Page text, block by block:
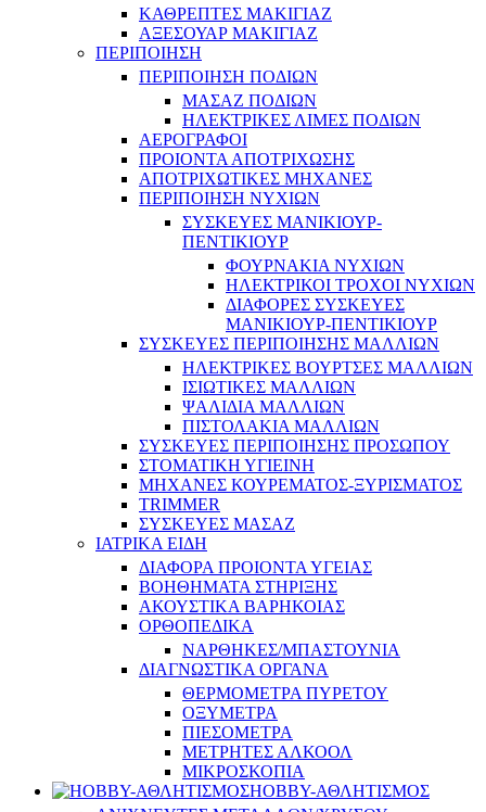
ΚΑΘΡΕΠΤΕΣ ΜΑΚΙΓΙΑΖ
ΑΞΕΣΟΥΑΡ ΜΑΚΙΓΙΑΖ
ΠΕΡΙΠΟΙΗΣΗ
ΠΕΡΙΠΟΙΗΣΗ ΠΟΔΙΩΝ
ΜΑΣΑΖ ΠΟΔΙΩΝ
ΗΛΕΚΤΡΙΚΕΣ ΛΙΜΕΣ ΠΟΔΙΩΝ
ΑΕΡΟΓΡΑΦΟΙ
ΠΡΟΙΟΝΤΑ ΑΠΟΤΡΙΧΩΣΗΣ
ΑΠΟΤΡΙΧΩΤΙΚΕΣ ΜΗΧΑΝΕΣ
ΠΕΡΙΠΟΙΗΣΗ ΝΥΧΙΩΝ
ΣΥΣΚΕΥΕΣ ΜΑΝΙΚΙΟΥΡ-
ΠΕΝΤΙΚΙΟΥΡ
ΦΟΥΡΝΑΚΙΑ ΝΥΧΙΩΝ
ΗΛΕΚΤΡΙΚΟΙ ΤΡΟΧΟΙ ΝΥΧΙΩΝ
ΔΙΑΦΟΡΕΣ ΣΥΣΚΕΥΕΣ
ΜΑΝΙΚΙΟΥΡ-ΠΕΝΤΙΚΙΟΥΡ
ΣΥΣΚΕΥΕΣ ΠΕΡΙΠΟΙΗΣΗΣ ΜΑΛΛΙΩΝ
ΗΛΕΚΤΡΙΚΕΣ ΒΟΥΡΤΣΕΣ ΜΑΛΛΙΩΝ
ΙΣΙΩΤΙΚΕΣ ΜΑΛΛΙΩΝ
ΨΑΛΙΔΙΑ ΜΑΛΛΙΩΝ
ΠΙΣΤΟΛΑΚΙΑ ΜΑΛΛΙΩΝ
ΣΥΣΚΕΥΕΣ ΠΕΡΙΠΟΙΗΣΗΣ ΠΡΟΣΩΠΟΥ
ΣΤΟΜΑΤΙΚΗ ΥΓΙΕΙΝΗ
ΜΗΧΑΝΕΣ ΚΟΥΡΕΜΑΤΟΣ-ΞΥΡΙΣΜΑΤΟΣ
TRIMMER
ΣΥΣΚΕΥΕΣ ΜΑΣΑΖ
ΙΑΤΡΙΚΑ ΕΙΔΗ
ΔΙΑΦΟΡΑ ΠΡΟΙΟΝΤΑ ΥΓΕΙΑΣ
ΒΟΗΘΗΜΑΤΑ ΣΤΗΡΙΞΗΣ
ΑΚΟΥΣΤΙΚΑ ΒΑΡΗΚΟΙΑΣ
ΟΡΘΟΠΕΔΙΚΑ
ΝΑΡΘΗΚΕΣ/ΜΠΑΣΤΟΥΝΙΑ
ΔΙΑΓΝΩΣΤΙΚΑ ΟΡΓΑΝΑ
ΘΕΡΜΟΜΕΤΡΑ ΠΥΡΕΤΟΥ
ΟΞΥΜΕΤΡΑ
ΠΙΕΣΟΜΕΤΡΑ
ΜΕΤΡΗΤΕΣ ΑΛΚΟΟΛ
ΜΙΚΡΟΣΚΟΠΙΑ
HOBBY-ΑΘΛΗΤΙΣΜΟΣ